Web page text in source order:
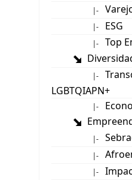
|-
|- ESG
|-
Top
|-
LGBTQIAPN+
|-
|-
|-
|-